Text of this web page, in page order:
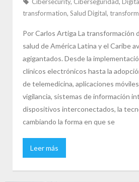
Cibersecurity, Ciberseguridad,
transformation, Salud Digital,
Por Carlos Artiga La transformación
salud de América Latina y el Caribe
agigantados. Desde la
clínicos electrónicos hasta la
de telemedicina, aplicaciones
vigilancia, sistemas de información
dispositivos interconectados, la
cambiando la forma en que se
Leer más